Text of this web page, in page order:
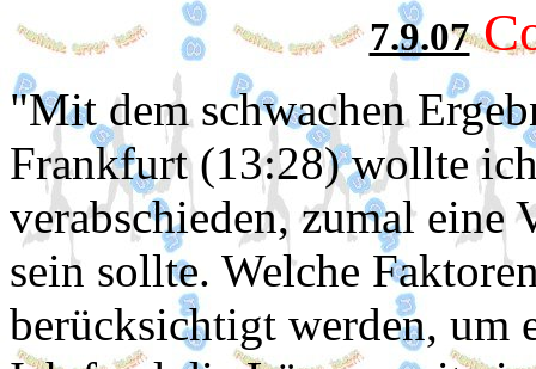
7.9.07
"Mit dem schwachen
Frankfurt (13:28) wollte
verabschieden, zumal eine
sein sollte. Welche
berücksichtigt werden, um